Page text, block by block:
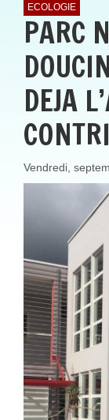
ECOLOGIE
PARC
DEJA
Vendredi,